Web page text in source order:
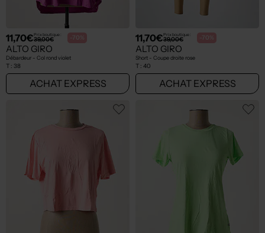
11,70€Prix boutique :
39,00€ -70%
ALTO GIRO
Débardeur - Col rond violet
T : 38
ACHAT EXPRESS
11,70€Prix boutique :
39,00€ -70%
ALTO GIRO
Short - Coupe droite rose
T : 40
ACHAT EXPRESS